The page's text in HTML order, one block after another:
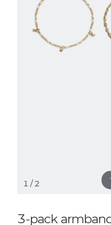
1 / 2
3-pack